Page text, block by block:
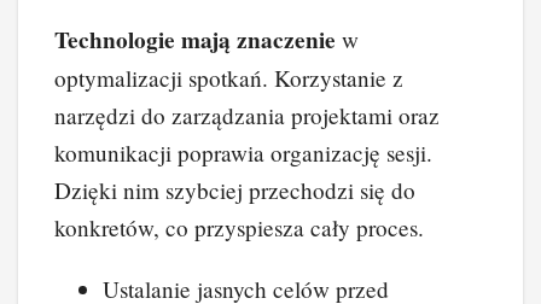
Technologie mają znaczenie w
optymalizacji spotkań. Korzystanie z
narzędzi do zarządzania projektami oraz
komunikacji poprawia organizację sesji.
Dzięki nim szybciej przechodzi się do
konkretów, co przyspiesza cały proces.
Ustalanie jasnych celów przed